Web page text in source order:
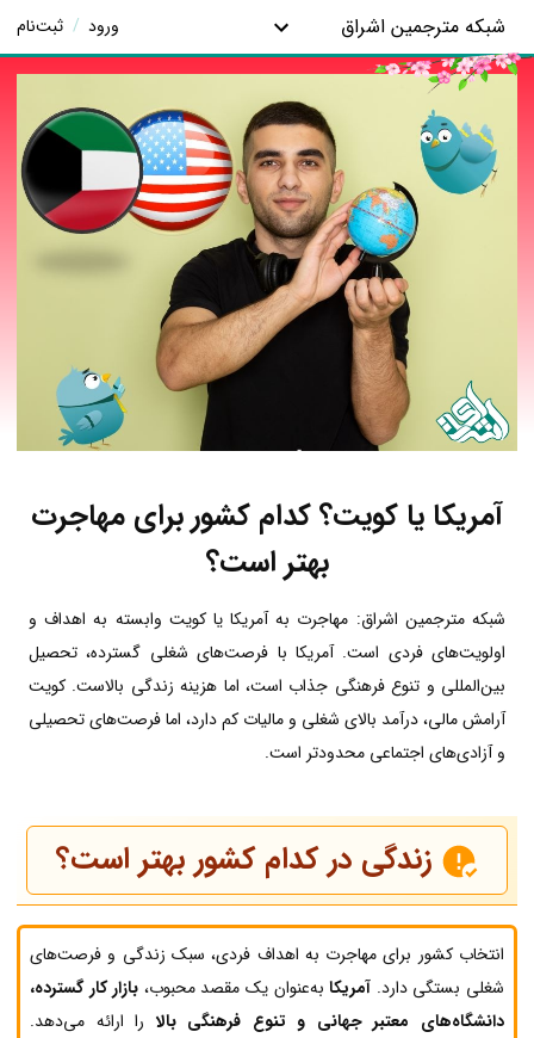
شبکه مترجمین اشراق ورود / ثبت‌نام
آمریکا یا کویت؟ کدام کشور برای مهاجرت
بهتر است؟
شبکه مترجمین اشراق: مهاجرت به آمریکا یا کویت وابسته به اهداف و
اولویت‌های فردی است. آمریکا با فرصت‌های شغلی گسترده، تحصیل
بین‌المللی و تنوع فرهنگی جذاب است، اما هزینه زندگی بالاست. کویت
آرامش مالی، درآمد بالای شغلی و مالیات کم دارد، اما فرصت‌های تحصیلی
و آزادی‌های اجتماعی محدودتر است.
زندگی در کدام کشور بهتر است؟
انتخاب کشور برای مهاجرت به اهداف فردی، سبک زندگی و فرصت‌های
شغلی بستگی دارد. آمریکا به‌عنوان یک مقصد محبوب، بازار کار گسترده،
دانشگاه‌های معتبر جهانی و تنوع فرهنگی بالا را ارائه می‌دهد.